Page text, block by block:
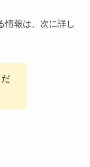
情報は、次に詳し